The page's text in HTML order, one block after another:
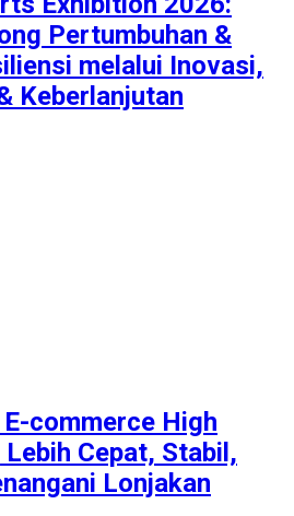
Pertumbuhan &
melalui Inovasi,
Keberlanjutan
commerce High
Cepat, Stabil,
Lonjakan